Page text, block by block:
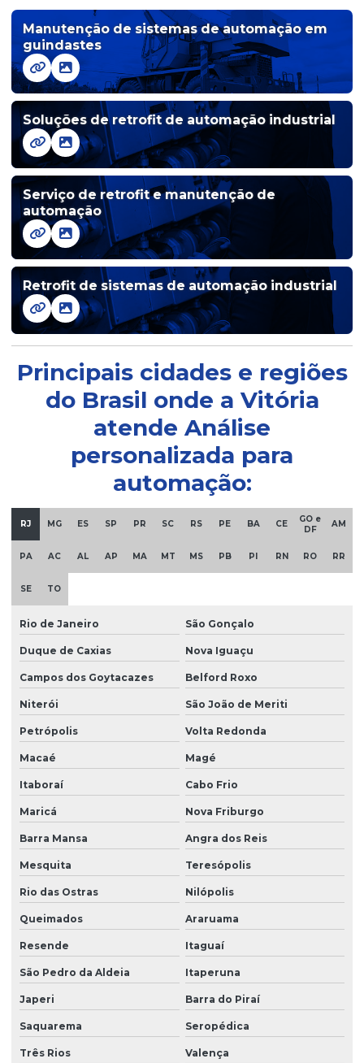
Ihm com clp integrado
Ihm para controle industrial avançado
Ihm danfoss
Ihm danfoss em es
Ihm com design amigável
Ihm elétrica
Ihm industrial
Ihm para melhoria de processos industriais
Ihms para sistemas automatizados
Infraestrutura para automação industrial
Integração de componentes tecnológicos industriais
Integração de dispositivos industriais
Interface homem-máquina para sistemas automatizados
Interface ihm para operação segura
Manutenção de automação industrial especializada
Manutenção de automação industrial especializada em
indústrias
Manutenção de automação industrial preventiva
Manutenção de automação industrial programada
Manutenção de circuitos eletrônicos de guindastes
Manutenção de circuitos eletrônicos em guindastes
industriais
Manutenção de circuitos de guindastes
Manutenção de controles eletrônicos de guindastes
Manutenção corretiva de automação industrial
Manutenção corretiva de guindastes eletrônicos
Manutenção de sistemas de automação em
guindastes
Soluções de retrofit de automação industrial
Serviço de retrofit e manutenção de
automação
Retrofit de sistemas de automação industrial
Principais cidades e regiões
do Brasil onde a Vitória
atende Análise
personalizada para
automação:
RJ MG ES SP PR SC RS PE BA CE
GO e
DF
AM
PA AC AL AP MA MT MS PB PI RN RO RR
SE TO
Rio de Janeiro São Gonçalo
Duque de Caxias Nova Iguaçu
Campos dos Goytacazes Belford Roxo
Niterói São João de Meriti
Petrópolis Volta Redonda
Macaé Magé
Itaboraí Cabo Frio
Maricá Nova Friburgo
Barra Mansa Angra dos Reis
Mesquita Teresópolis
Rio das Ostras Nilópolis
Queimados Araruama
Resende Itaguaí
São Pedro da Aldeia Itaperuna
Japeri Barra do Piraí
Saquarema Seropédica
Três Rios Valença